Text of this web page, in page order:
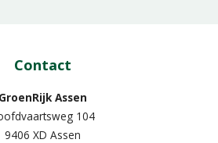
Contact
GroenRijk Assen
104
9406 XD Assen